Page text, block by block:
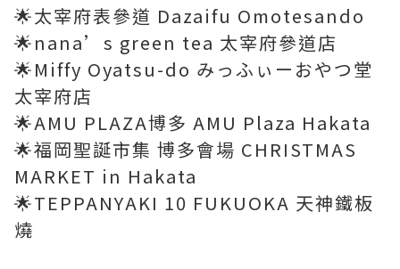
🌟太宰府表參道 Dazaifu Omotesando
🌟nana’s green tea 太宰府參道店
🌟Miffy Oyatsu-do みっふぃーおやつ堂
太宰府店
🌟AMU PLAZA博多 AMU Plaza Hakata
🌟福岡聖誕市集 博多會場 CHRISTMAS
MARKET in Hakata
🌟TEPPANYAKI 10 FUKUOKA 天神鐵板
燒